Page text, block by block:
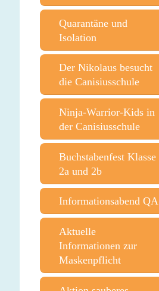
Quarantäne und
Isolation
Der Nikolaus besucht
die Canisiusschule
Ninja-Warrior-Kids in
der Canisiusschule
Buchstabenfest Klasse
2a und 2b
Informationsabend QA
Aktuelle
Informationen zur
Maskenpflicht